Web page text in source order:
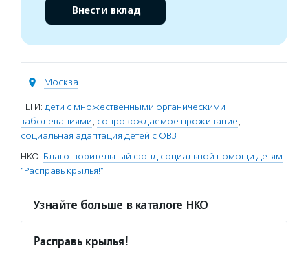
Внести вклад
Москва
ТЕГИ: дети с множественными органическими
заболеваниями, сопровождаемое проживание,
социальная адаптация детей с ОВЗ
НКО: Благотворительный фонд социальной помощи детям
"Расправь крылья!"
Узнайте больше в каталоге НКО
Расправь крылья!